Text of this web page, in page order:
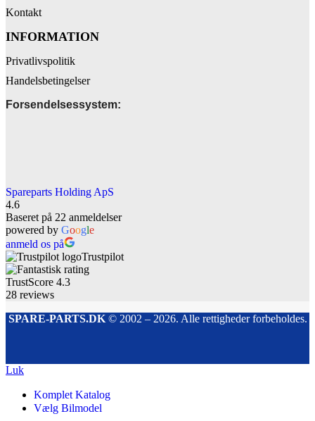
Kontakt
INFORMATION
Privatlivspolitik
Handelsbetingelser
Forsendelsessystem:
Spareparts Holding ApS
4.6
Baseret på 22 anmeldelser
powered by Google
anmeld os på
Trustpilot
TrustScore 4.3
28 reviews
SPARE-PARTS.DK© 2002 – 2026. Alle rettigheder forbeholdes.
Luk
Komplet Katalog
Vælg Bilmodel